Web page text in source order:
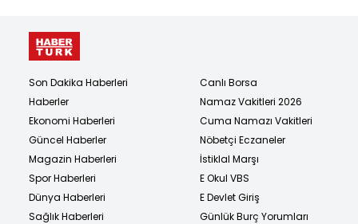
Son Dakika Haberleri
Haberler
Ekonomi Haberleri
Güncel Haberler
Magazin Haberleri
Spor Haberleri
Dünya Haberleri
Sağlık Haberleri
Canlı Borsa
Namaz Vakitleri 2026
Cuma Namazı Vakitleri
Nöbetçi Eczaneler
İstiklal Marşı
E Okul VBS
E Devlet Giriş
Günlük Burç Yorumları